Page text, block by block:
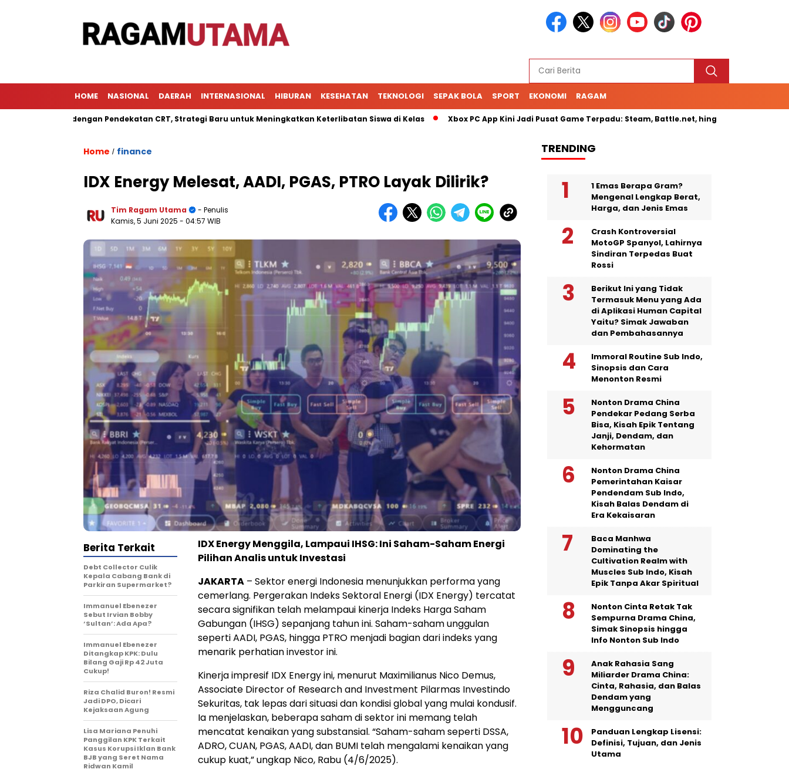
HOME NASIONAL DAERAH INTERNASIONAL HIBURAN KESEHATAN TEKNOLOGI SEPAK BOLA SPORT EKONOMI RAGAM
dengan Pendekatan CRT, Strategi Baru untuk Meningkatkan Keterlibatan Siswa di Kelas Xbox PC App Kini Jadi Pusat Game Terpadu: Steam, Battle.net, hingga Cloud Gaming
Home / finance
IDX Energy Melesat, AADI, PGAS, PTRO Layak Dilirik?
Tim Ragam Utama
- Penulis
Kamis, 5 Juni 2025 - 04:57 WIB
IDX Energy Menggila, Lampaui IHSG: Ini Saham-Saham Energi
Pilihan Analis untuk Investasi
JAKARTA – Sektor energi Indonesia menunjukkan performa yang
cemerlang. Pergerakan Indeks Sektoral Energi (IDX Energy) tercatat
secara signifikan telah melampaui kinerja Indeks Harga Saham
Gabungan (IHSG) sepanjang tahun ini. Saham-saham unggulan
seperti AADI, PGAS, hingga PTRO menjadi bagian dari indeks yang
menarik perhatian investor ini.
Kinerja impresif IDX Energy ini, menurut Maximilianus Nico Demus,
Associate Director of Research and Investment Pilarmas Investindo
Sekuritas, tak lepas dari situasi dan kondisi global yang mulai kondusif.
Ia menjelaskan, beberapa saham di sektor ini memang telah
mencatat kenaikan yang substansial. “Saham-saham seperti DSSA,
ADRO, CUAN, PGAS, AADI, dan BUMI telah mengalami kenaikan yang
cukup kuat,” ungkap Nico, Rabu (4/6/2025).
Berita Terkait
Debt Collector Culik
Kepala Cabang Bank di
Parkiran Supermarket?
Immanuel Ebenezer
Sebut Irvian Bobby
‘Sultan’: Ada Apa?
Immanuel Ebenezer
Ditangkap KPK: Dulu
Bilang Gaji Rp 42 Juta
Cukup!
Riza Chalid Buron! Resmi
Jadi DPO, Dicari
Kejaksaan Agung
Lisa Mariana Penuhi
Panggilan KPK Terkait
Kasus Korupsi Iklan Bank
BJB yang Seret Nama
Ridwan Kamil
TRENDING
1 Emas Berapa Gram?
Mengenal Lengkap Berat,
Harga, dan Jenis Emas
Crash Kontroversial
MotoGP Spanyol, Lahirnya
Sindiran Terpedas Buat
Rossi
Berikut Ini yang Tidak
Termasuk Menu yang Ada
di Aplikasi Human Capital
Yaitu? Simak Jawaban
dan Pembahasannya
Immoral Routine Sub Indo,
Sinopsis dan Cara
Menonton Resmi
Nonton Drama China
Pendekar Pedang Serba
Bisa, Kisah Epik Tentang
Janji, Dendam, dan
Kehormatan
Nonton Drama China
Pemerintahan Kaisar
Pendendam Sub Indo,
Kisah Balas Dendam di
Era Kekaisaran
Baca Manhwa
Dominating the
Cultivation Realm with
Muscles Sub Indo, Kisah
Epik Tanpa Akar Spiritual
Nonton Cinta Retak Tak
Sempurna Drama China,
Simak Sinopsis hingga
Info Nonton Sub Indo
Anak Rahasia Sang
Miliarder Drama China:
Cinta, Rahasia, dan Balas
Dendam yang
Mengguncang
Panduan Lengkap Lisensi:
Definisi, Tujuan, dan Jenis
Utama